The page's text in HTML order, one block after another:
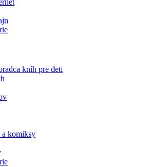
kníh pre deti
a komiksy